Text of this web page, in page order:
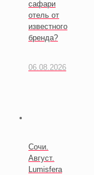
сафари
отель от
известного
бренда?
06.08.2026
Сочи.
Август.
Lumisfera